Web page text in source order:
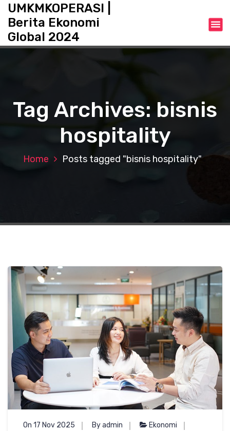
t
UMKMKOPERASI |
Berita Ekonomi
Global 2024
Tag Archives: bisnis
hospitality
Home Posts tagged "bisnis hospitality"
On 17 Nov 2025 By admin
Ekonomi